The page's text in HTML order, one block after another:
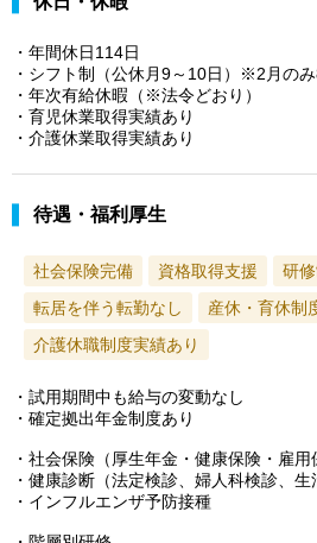
・年間休日114日
・シフト制（公休月9～10日）※2月の
・年次有給休暇（※法令どおり）
・育児休業取得実績あり
・介護休業取得実績あり
待遇・福利厚生
社会保険完備 資格取得支援 研
転居を伴う転勤なし
産休・育休制
介護休職制度実績あり
・試用期間中も給与の変動なし
・確定拠出年金制度あり
・社会保険（厚生年金・健康保険・雇
・健康診断（法定検診、婦人科検診、生
・インフルエンザ予防接種